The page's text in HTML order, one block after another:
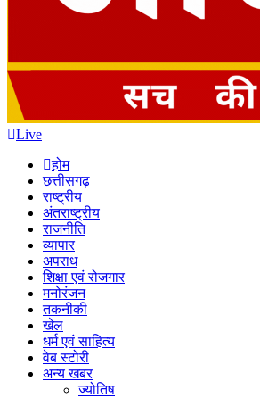
Live
होम
छत्तीसगढ़
राष्ट्रीय
अंतराष्ट्रीय
राजनीति
व्यापार
अपराध
शिक्षा एवं रोजगार
मनोरंजन
तकनीकी
खेल
धर्म एवं साहित्य
वेब स्टोरी
अन्य खबर
ज्योतिष